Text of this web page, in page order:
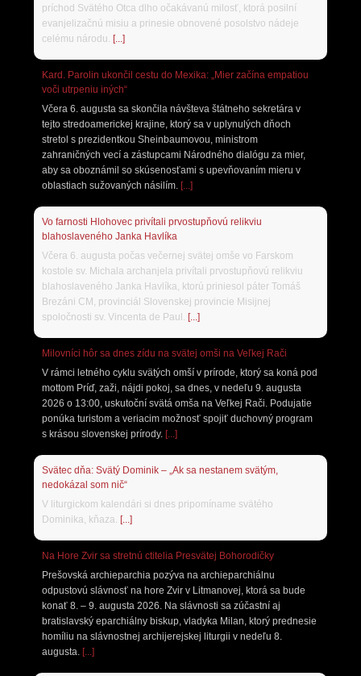
príchod Svätého Otca dlho očakávanú milosť, ktorá posilní
evanjelizačnú misiu a prinesie obnovené posolstvo nádeje
celému národu. [...]
Kard. Parolin ukončil cestu do Mexika: „Mier začína empatiou
voči utrpeniu iných“
Včera 6. augusta sa skončila návšteva štátneho sekretára v
tejto stredoamerickej krajine, ktorý sa v uplynulých dňoch
stretol s prezidentkou Sheinbaumovou, ministrom
zahraničných vecí a zástupcami Národného dialógu za mier,
aby sa oboznámil so skúsenosťami s upevňovaním mieru v
oblastiach sužovaných násilím. [...]
Vo farnosti Hlohovec privítali prvostupňovú relikviu
blahoslaveného Janka Havlíka
Včera 6. augusta počas večernej svätej omše vo Farskom
kostole sv. Michala archanjela privítali prvostupňovú relikviu
blahoslaveného Janka Havlíka, ktorú priniesol páter Tomáš
Brezáni CM, provinciál Slovenskej provincie Misijnej
spoločnosti sv. Vincenta de Paul. [...]
Milovníci hôr sa dnes zídu na svätej omši na Veľkej Rači
V rámci letného cyklu svätých omší v prírode, ktorý sa koná pod
mottom Príď, zaži, nájdi pokoj, sa dnes, v nedeľu 9. augusta
2026 o 13:00, uskutoční svätá omša na Veľkej Rači. Podujatie
ponúka turistom a veriacim možnosť spojiť duchovný program
s krásou slovenskej prírody. [...]
Svätec dňa: Svätý Dominik – „Ak sa nestanem svätým,
nedokázal som nič“
V liturgickom kalendári si dnes pripomíname svätého
Dominika, kňaza. [...]
Na Hore Zvir sa stretnú ctitelia Presvätej Bohorodičky
Prešovská archieparchia pozýva na archieparchiálnu
odpustovú slávnosť na hore Zvir v Litmanovej, ktorá sa bude
konať 8. – 9. augusta 2026. Na slávnosti sa zúčastní aj
bratislavský eparchiálny biskup, vladyka Milan, ktorý prednesie
homíliu na slávnostnej archijerejskej liturgii v nedeľu 8.
augusta. [...]